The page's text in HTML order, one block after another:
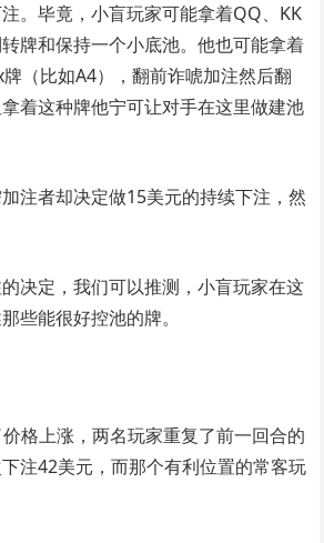
。毕竟，小盲玩家可能拿着QQ、KK
牌和保持一个小底池。他也可能拿着
（比如A4），翻前诈唬加注然后翻
着这种牌他宁可让对手在这里做建池
注者却决定做15美元的持续下注，然
决定，我们可以推测，小盲玩家在这
些能很好控池的牌。
格上涨，两名玩家重复了前一回合的
注42美元，而那个有利位置的常客玩